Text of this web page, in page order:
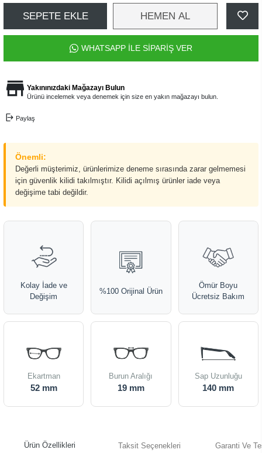
SEPETE EKLE HEMEN AL
WHATSAPP İLE SİPARİŞ VER
Yakınınızdaki Mağazayı Bulun
Ürünü incelemek veya denemek için size en yakın mağazayı bulun.
Paylaş
Önemli:
Değerli müşterimiz, ürünlerimize deneme sırasında zarar gelmemesi
için güvenlik kilidi takılmıştır. Kilidi açılmış ürünler iade veya
değişime tabi değildir.
Kolay İade ve
Değişim
%100 Orijinal Ürün
Ömür Boyu
Ücretsiz Bakım
Ekartman
52 mm
Burun Aralığı
19 mm
Sap Uzunluğu
140 mm
Ürün Özellikleri Taksit Seçenekleri Garanti Ve